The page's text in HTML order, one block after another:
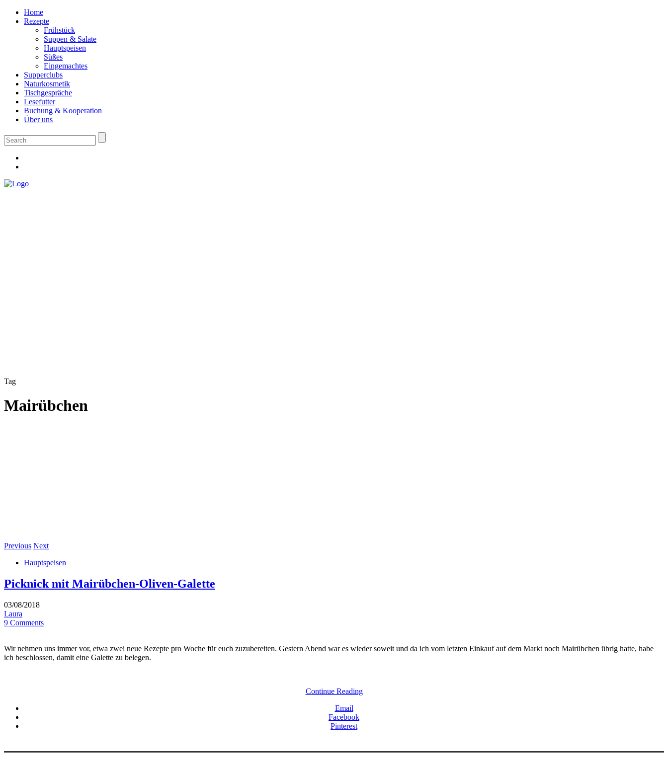
Home
Rezepte
Frühstück
Suppen & Salate
Hauptspeisen
Süßes
Eingemachtes
Supperclubs
Naturkosmetik
Tischgespräche
Lesefutter
Buchung & Kooperation
Über uns
Tag
Mairübchen
Previous Next
Hauptspeisen
Picknick mit Mairübchen-Oliven-Galette
03/08/2018
Laura
9 Comments
Wir nehmen uns immer vor, etwa zwei neue Rezepte pro Woche für euch zuzubereiten. Gestern Abend war es wieder soweit und da ich vom letzten Einkauf auf dem Markt noch Mairübchen übrig hatte, habe
ich beschlossen, damit eine Galette zu belegen.
Continue Reading
Email
Facebook
Pinterest